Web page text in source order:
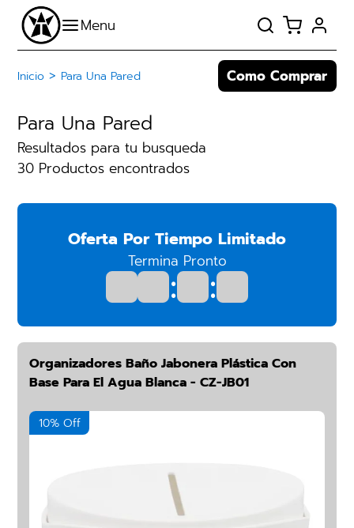
Inicio > Para Una Pared Como Comprar
Para Una Pared
Resultados para tu busqueda
30 Productos encontrados
Oferta Por Tiempo Limitado
Termina Pronto
: :
Organizadores Baño Jabonera Plástica Con
Base Para El Agua Blanca - CZ-JB01
10% Off